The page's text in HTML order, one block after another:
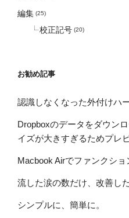
編集 (25)
校正記号 (20)
お勧め記事
認識しなくなった外付けハ
Dropboxのデータをダウン
イズが大きすぎるためプレ
Macbook Airでファンクショ
流した涙の数だけ、改善した
シンプルに、簡単に。